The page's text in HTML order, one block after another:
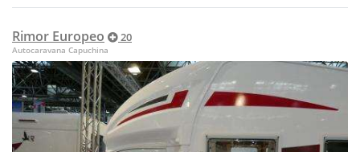
Rimor Europeo 20
Autocaravana Capuchina